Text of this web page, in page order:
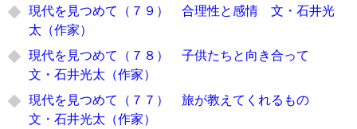
現代を見つめて（７９） 合理性と感情 文・石井光
太（作家）
現代を見つめて（７８） 子供たちと向き合って
文・石井光太（作家）
現代を見つめて（７７） 旅が教えてくれるもの
文・石井光太（作家）